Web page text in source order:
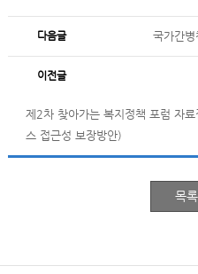
다음글 국가간
이전글
제2차 찾아가는 복지정책 포럼 자
스 접근성 보장방안)